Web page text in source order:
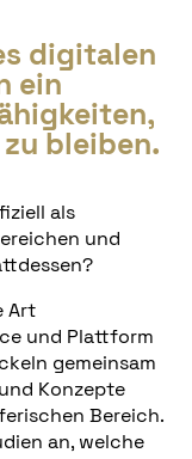
digitalen
ein
bleiben.
als
und
Art
und Plattform
gemeinsam
Konzepte
Bereich.
an, welche